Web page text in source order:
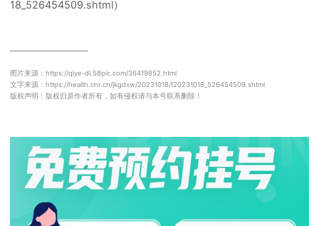
18_526454509.shtml）
──────────
图片来源：https://qiye-dl.58pic.com/36419852.html
文字来源：https://health.cnr.cn/jkgdxw/20231018/t20231018_526454509.shtml
版权声明：版权归原作者所有，如有侵权请与本号联系删除！